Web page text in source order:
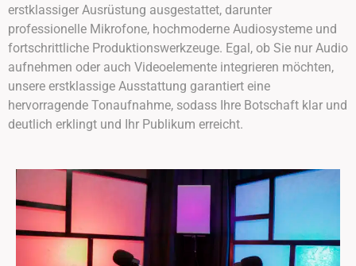
erstklassiger Ausrüstung ausgestattet, darunter
professionelle Mikrofone, hochmoderne Audiosysteme und
fortschrittliche Produktionswerkzeuge. Egal, ob Sie nur Audio
aufnehmen oder auch Videoelemente integrieren möchten,
unsere erstklassige Ausstattung garantiert eine
hervorragende Tonaufnahme, sodass Ihre Botschaft klar und
deutlich erklingt und Ihr Publikum erreicht.